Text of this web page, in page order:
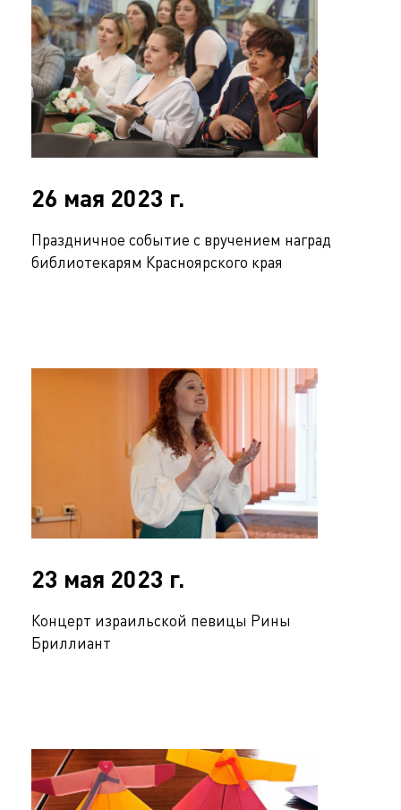
26 мая 2023 г.
Праздничное событие с вручением наград
библиотекарям Красноярского края
23 мая 2023 г.
Концерт израильской певицы Рины
Бриллиант